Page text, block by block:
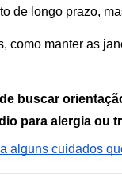
de longo prazo,
como manter as
buscar
para alergia ou
alguns cuidados